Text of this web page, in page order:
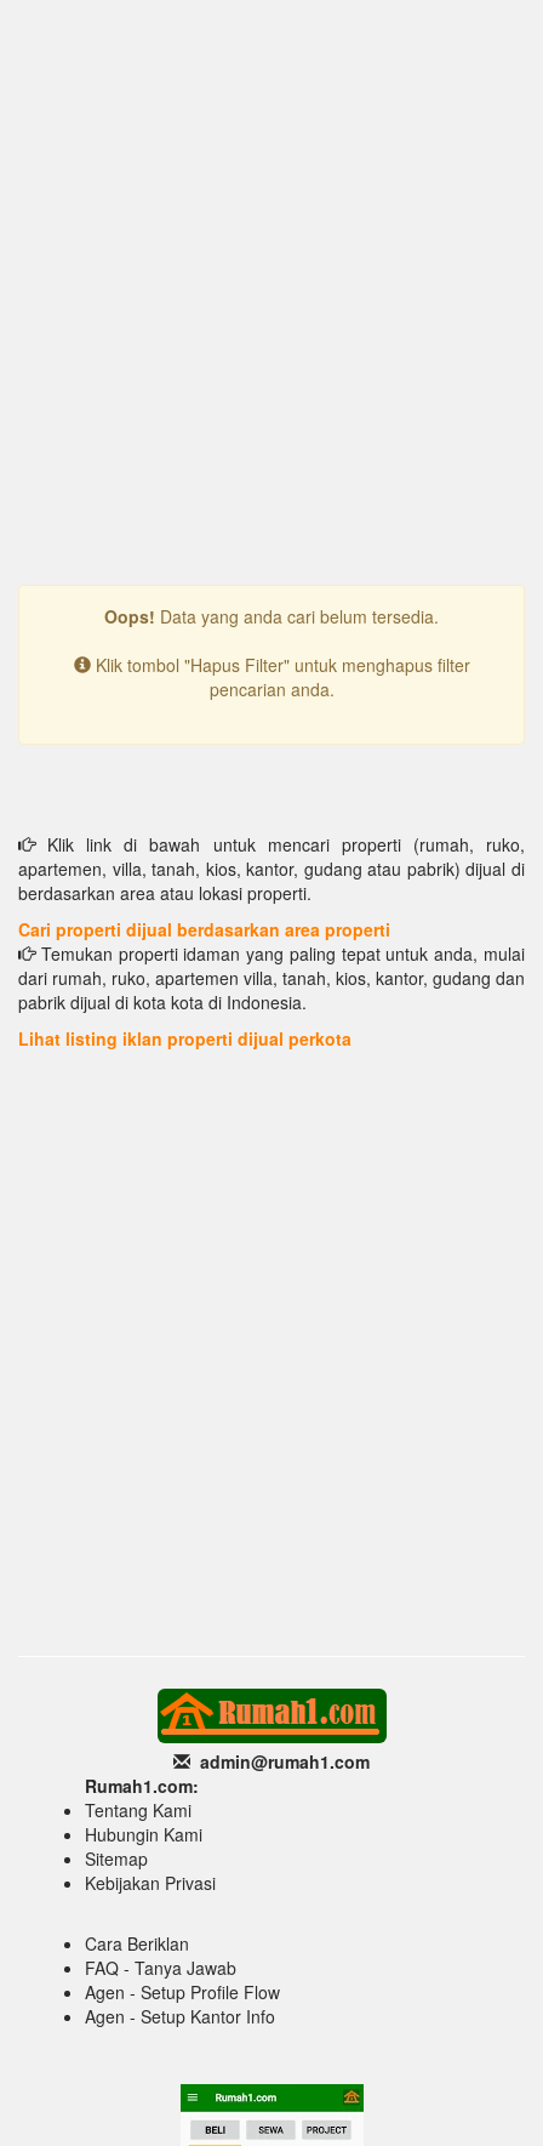
Oops! Data yang anda cari belum tersedia.
Klik tombol "Hapus Filter" untuk menghapus filter
pencarian anda.
Klik link di bawah untuk mencari properti (rumah, ruko,
apartemen, villa, tanah, kios, kantor, gudang atau pabrik) dijual di
berdasarkan area atau lokasi properti.
Cari properti dijual berdasarkan area properti
Temukan properti idaman yang paling tepat untuk anda, mulai
dari rumah, ruko, apartemen villa, tanah, kios, kantor, gudang dan
pabrik dijual di kota kota di Indonesia.
Lihat listing iklan properti dijual perkota
admin@rumah1.com
Rumah1.com:
Tentang Kami
Hubungin Kami
Sitemap
Kebijakan Privasi
Cara Beriklan
FAQ - Tanya Jawab
Agen - Setup Profile Flow
Agen - Setup Kantor Info